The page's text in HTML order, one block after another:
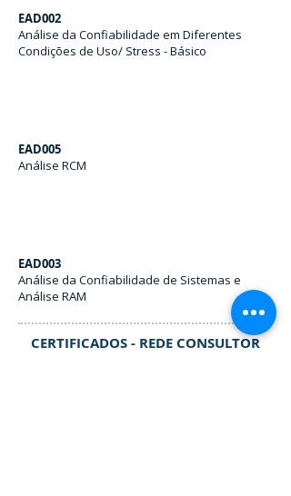
EAD002
Análise da Confiabilidade em Diferentes
Condições de Uso/ Stress - Básico
EAD005
Análise RCM
EAD003
Análise da Confiabilidade de Sistemas e
Análise RAM
CERTIFICADOS - REDE CONSULTOR